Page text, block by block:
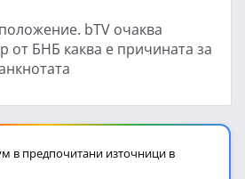
bTV очаква
от БНБ каква е причината за
в предпочитани източници в